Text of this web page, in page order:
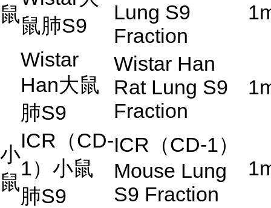
鼠鼠肺S9
Lung S9
Fraction
Wistar
Han大鼠
肺S9
Wistar Han
Rat Lung S9
Fraction
小
鼠
ICR （CD-
1）小鼠
肺S9
ICR （CD-1）
Mouse Lung
S9 Fraction